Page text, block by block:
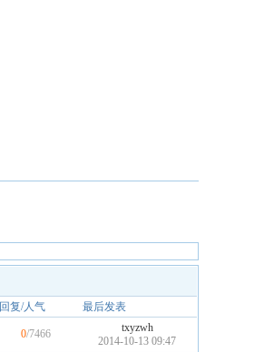
回复/人气 最后发表
0/7466
txyzwh
2014-10-13 09:47